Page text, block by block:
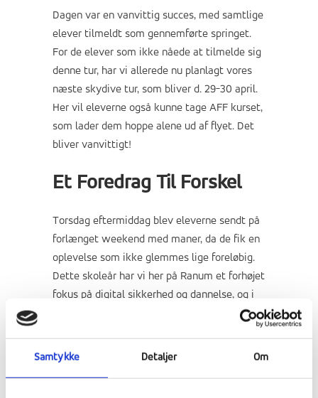
Samtykke Detaljer Om
Dagen var en vanvittig succes, med samtlige
elever tilmeldt som gennemførte springet.
For de elever som ikke nåede at tilmelde sig
denne tur, har vi allerede nu planlagt vores
næste skydive tur, som bliver d. 29-30 april.
Her vil eleverne også kunne tage AFF kurset,
som lader dem hoppe alene ud af flyet. Det
bliver vanvittigt!
Et Foredrag Til Forskel
Torsdag eftermiddag blev eleverne sendt på
forlænget weekend med maner, da de fik en
oplevelse som ikke glemmes lige foreløbig.
Dette skoleår har vi her på Ranum et forhøjet
fokus på digital sikkerhed og dannelse, og i
kendt fra DR3 dokumentarserien
100 Falske